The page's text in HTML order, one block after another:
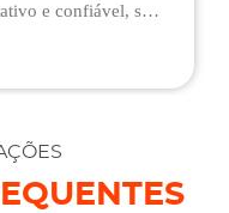
e confiável, são
próximo, sem